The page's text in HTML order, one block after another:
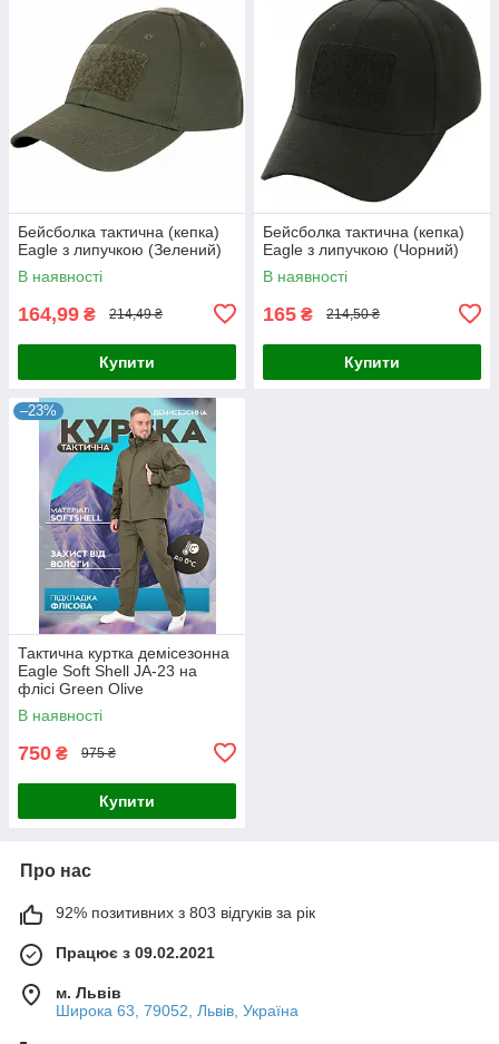
Бейсболка тактична (кепка)
Eagle з липучкою (Зелений)
В наявності
164,99 ₴ 214,49 ₴
Купити
Бейсболка тактична (кепка)
Eagle з липучкою (Чорний)
В наявності
165 ₴ 214,50 ₴
Купити
–23%
Тактична куртка демісезонна
Eagle Soft Shell JA-23 на
флісі Green Olive
В наявності
750 ₴ 975 ₴
Купити
Про нас
92% позитивних з 803 відгуків за рік
Працює з 09.02.2021
м. Львів
Широка 63, 79052, Львів, Україна